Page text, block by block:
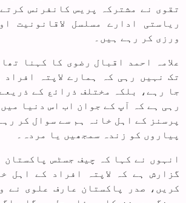
تقوی نے مشترکہ پریس کانفرنس
ریاستی ادارے مسلسل لاقانونیت
ورزی کر رہے ہیں۔
علامہ احمد اقبال رضوی کا کہنا
تک نہیں رہی کہ ہمارے لاپتہ
جا رہے، بلکہ مختلف ذرائع کے
رہی ہے کہ آپ کے جوان اب اس دنیا
پرسنز کے اہل خانہ ہم سے سوال کر
پیاروں کو زندہ سمجھیں یا مردہ۔
انہوں نے کہا کہ چیف جسٹس پاکستان
گزارش ہے کہ لاپتہ افراد کے اہل
کریں، صدر پاکستان عارف علوی نے